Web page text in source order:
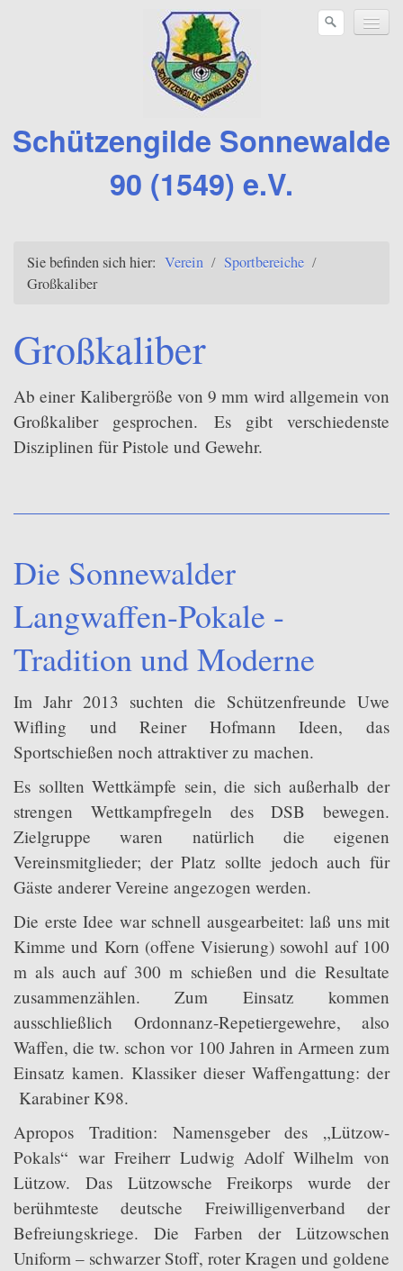
Schützengilde Sonnewalde
90 (1549) e.V.
Sportbereiche
Großkaliber
Vorderlader
Wurfscheibe
Vereinsleben
Downloads
Sie befinden sich hier: Verein / Sportbereiche /
Großkaliber
Großkaliber
Ab einer Kalibergröße von 9 mm wird allgemein von
Großkaliber gesprochen. Es gibt verschiedenste
Disziplinen für Pistole und Gewehr.
Die Sonnewalder
Langwaffen-Pokale -
Tradition und Moderne
Im Jahr 2013 suchten die Schützenfreunde Uwe
Wifling und Reiner Hofmann Ideen, das
Sportschießen noch attraktiver zu machen.
Es sollten Wettkämpfe sein, die sich außerhalb der
strengen Wettkampfregeln des DSB bewegen.
Zielgruppe waren natürlich die eigenen
Vereinsmitglieder; der Platz sollte jedoch auch für
Gäste anderer Vereine angezogen werden.
Die erste Idee war schnell ausgearbeitet: laß uns mit
Kimme und Korn (offene Visierung) sowohl auf 100
m als auch auf 300 m schießen und die Resultate
zusammenzählen. Zum Einsatz kommen
ausschließlich Ordonnanz-Repetiergewehre, also
Waffen, die tw. schon vor 100 Jahren in Armeen zum
Einsatz kamen. Klassiker dieser Waffengattung: der
Karabiner K98.
Apropos Tradition: Namensgeber des „Lützow-
Pokals“ war Freiherr Ludwig Adolf Wilhelm von
Lützow. Das Lützowsche Freikorps wurde der
berühmteste deutsche Freiwilligenverband der
Befreiungskriege. Die Farben der Lützowschen
Uniform – schwarzer Stoff, roter Kragen und goldene